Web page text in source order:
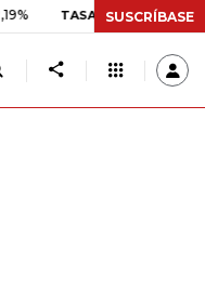
TASA DE USURA CRÉDITO
SUSCRÍBASE